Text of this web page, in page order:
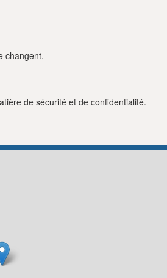
changent.
de sécurité et de confidentialité.